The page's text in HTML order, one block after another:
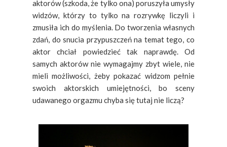
aktorów (szkoda, że tylko ona) poruszyła umysły
widzów, którzy to tylko na rozrywkę liczyli i
zmusiła ich do myślenia. Do tworzenia własnych
zdań, do snucia przypuszczeń na temat tego, co
aktor chciał powiedzieć tak naprawdę. Od
samych aktorów nie wymagajmy zbyt wiele, nie
mieli możliwości, żeby pokazać widzom pełnie
swoich aktorskich umiejętności, bo sceny
udawanego orgazmu chyba się tutaj nie liczą?